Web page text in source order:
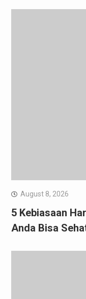
August 8, 2026
5 Kebiasaan
Anda Bisa